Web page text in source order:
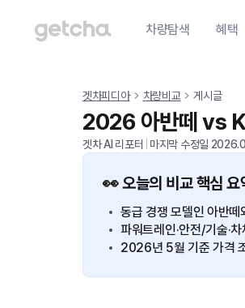
차량탐색 혜택
겟차피디아 차량비교 게시글
2026 아반떼 vs
겟차 AI 리포터 마지막 수정일
👀 오늘의 비교 핵심 요
동급 경쟁 모델인 아반
파워트레인·안전/기술·
2026년 5월 기준 가격